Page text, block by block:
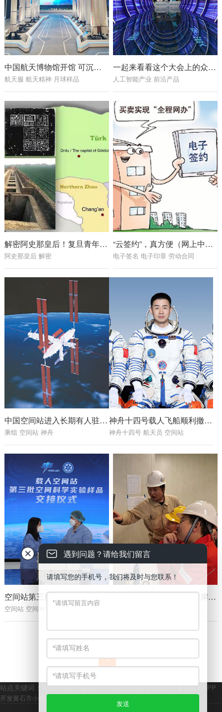
中国航天博物馆开馆 可沉浸式体验火箭发射现场
航天服 航天精神 月球样品
一起来看看这个大会上的众多人工智能产业前沿产品
人工智能产业 前沿产品
解密阿史那皇后！复旦青年科学家破译全球首例古突厥皇室基因组
阿史那皇后 解密
“云签约”，真方便（网上中国）
电子签名 电子印章 劳动合同
中国空间站进入长期有人驻留模式
乘组 空间站 神舟
神舟十四号载人飞船顺利撤离空间站 3名航天员即将踏上回家之旅
神舟十四号 航天员 空间站
空间站 空间科学实验样品
我国最大规模海上油田群岸电应用工程海上站成功送电
1
站点关键词： 黄石市系统开发黄石市小程序开发黄石市软件开发黄石市APP
开发黄石市小程序商城开发
遇到问题？请给我们留言
请填写您的手机号，我们将及时与您联系！